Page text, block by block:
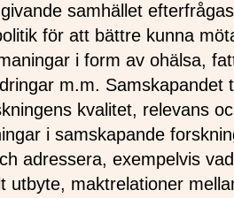
samhället
för att bättre kunna
i form av ohälsa,
m.m. Samskapandet
kvalitet, relevans
i samskapande
adressera, exempelvis
utbyte, maktrelationer